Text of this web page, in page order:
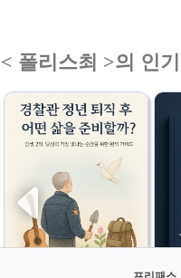
< 폴리스최 >의 인